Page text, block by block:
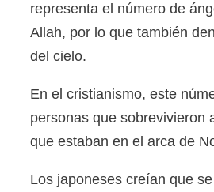
representa el número de
Allah, por lo que también
del cielo.
En el cristianismo, este
personas que sobrevivieron
que estaban en el arca de
Los japoneses creían que